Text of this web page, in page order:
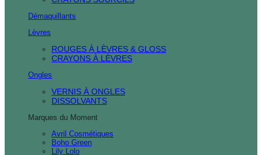
Démaquillants
Lèvres
ROUGES À LÈVRES & GLOSS
CRAYONS À LÈVRES
Ongles
VERNIS À ONGLES
DISSOLVANTS
Marques du Moment
Avril Cosmétiques
Boho Green
Lily Lolo